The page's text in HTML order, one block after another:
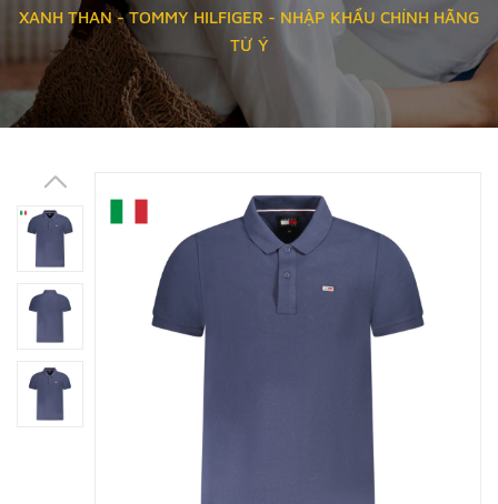
XANH THAN - TOMMY HILFIGER - NHẬP KHẨU CHÍNH HÃNG
TỪ Ý